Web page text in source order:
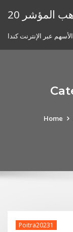
المؤشر
Home
Poitra20231